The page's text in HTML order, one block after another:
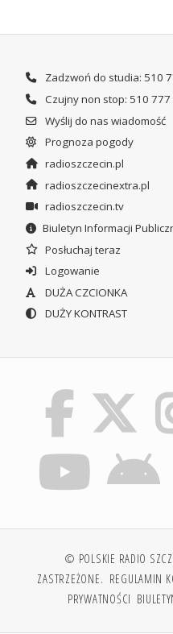
Zadzwoń do studia: 510
Czujny non stop: 510 777
Wyślij do nas wiadomość
Prognoza pogody
radioszczecin.pl
radioszczecinextra.pl
radioszczecin.tv
Biuletyn Informacji
Posłuchaj teraz
Logowanie
DUŻA CZCIONKA
DUŻY KONTRAST
© POLSKIE RADIO
ZASTRZEŻONE. REGULAMIN
PRYWATNOŚCI